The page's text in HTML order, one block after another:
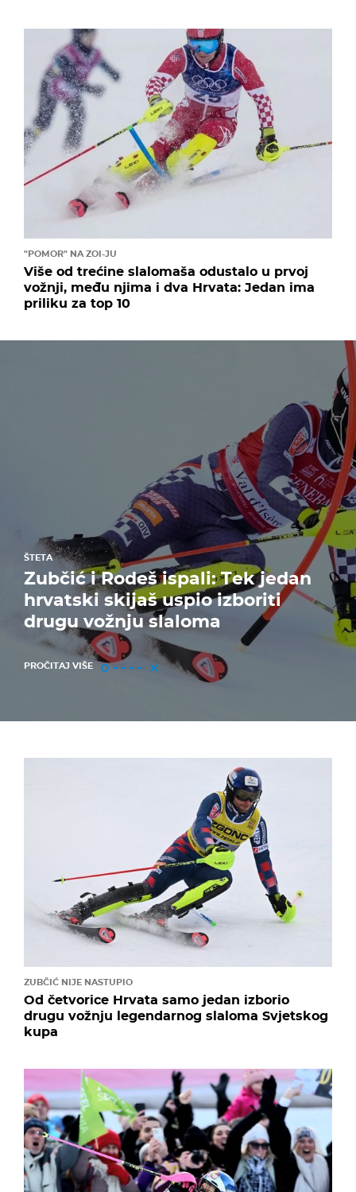
"POMOR" NA ZOI-JU
Više od trećine slalomaša odustalo u prvoj
vožnji, među njima i dva Hrvata: Jedan ima
priliku za top 10
ŠTETA
Zubčić i Rodeš ispali: Tek jedan
hrvatski skijaš uspio izboriti
drugu vožnju slaloma
PROČITAJ VIŠE
ZUBČIĆ NIJE NASTUPIO
Od četvorice Hrvata samo jedan izborio
drugu vožnju legendarnog slaloma Svjetskog
kupa